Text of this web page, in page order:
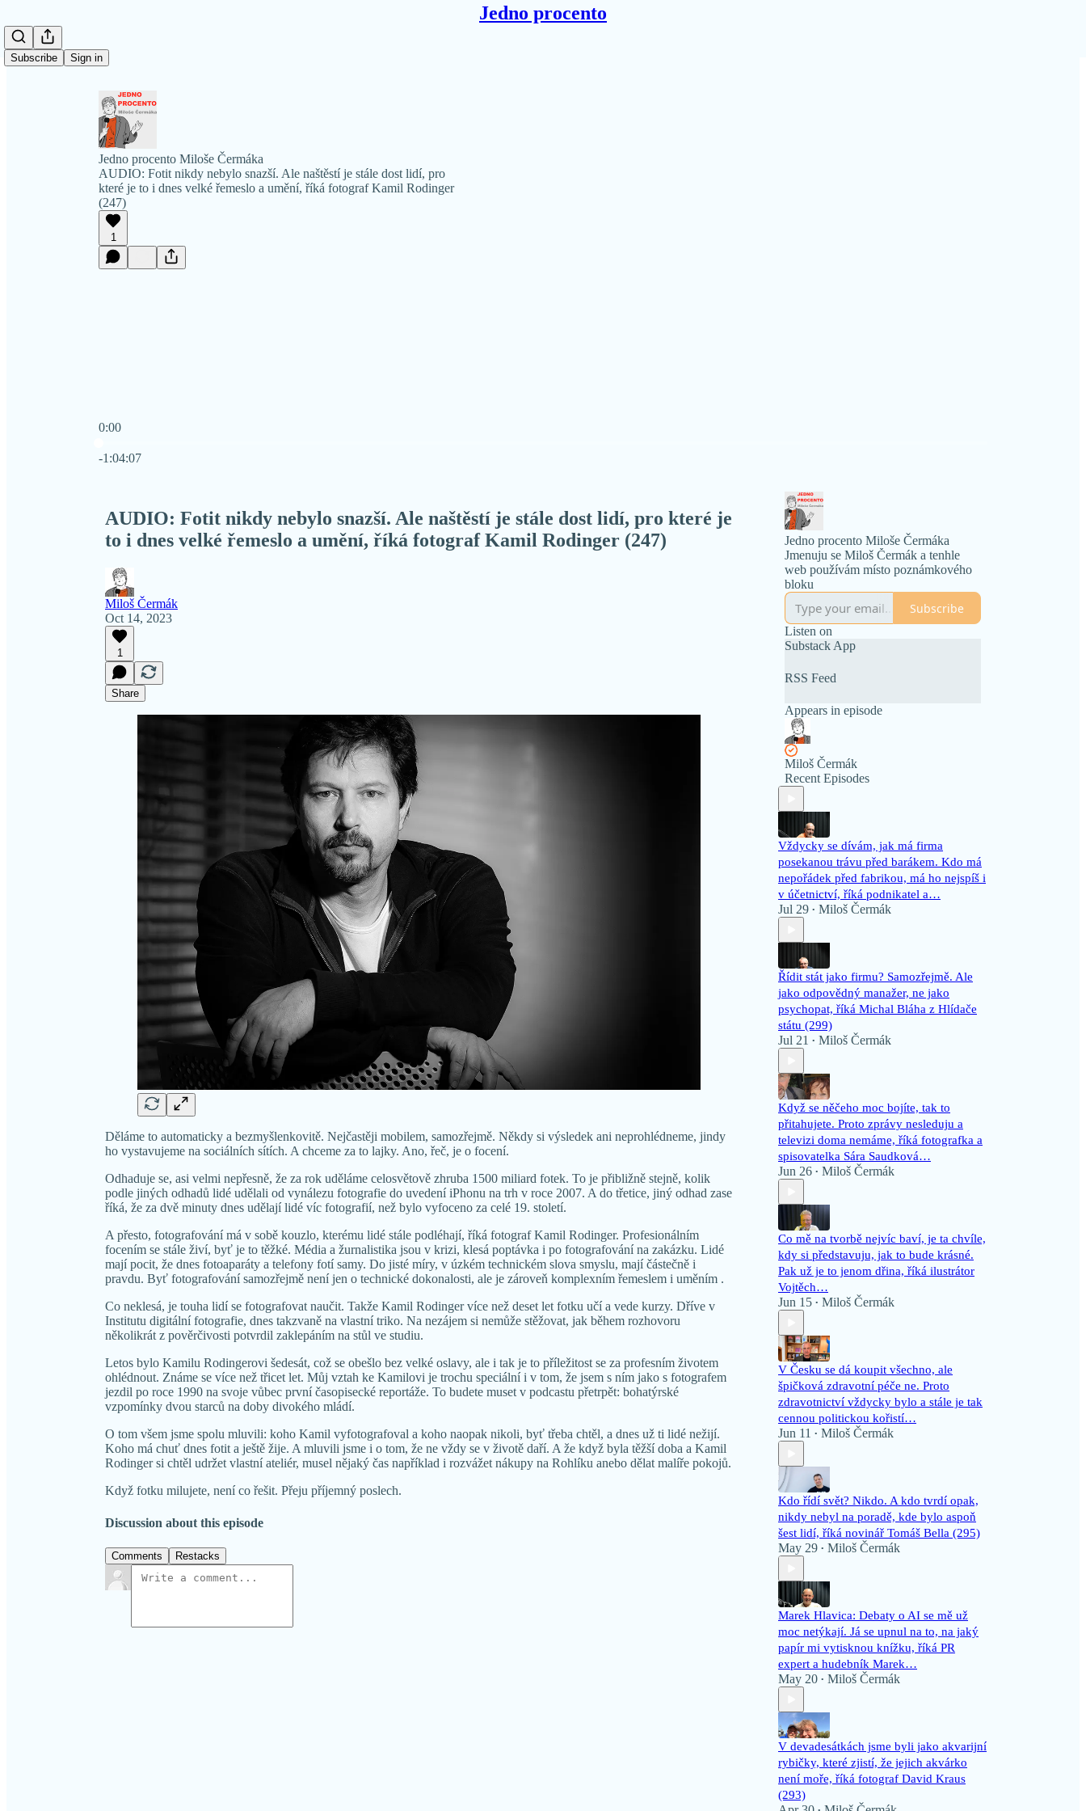
Jedno procento
Subscribe Sign in
Jedno procento Miloše Čermáka
AUDIO: Fotit nikdy nebylo snazší. Ale naštěstí je stále dost lidí, pro
které je to i dnes velké řemeslo a umění, říká fotograf Kamil Rodinger
(247)
1
0:00
-1:04:07
AUDIO: Fotit nikdy nebylo snazší. Ale naštěstí je stále dost lidí, pro které je
to i dnes velké řemeslo a umění, říká fotograf Kamil Rodinger (247)
Miloš Čermák
Oct 14, 2023
1
Share
Děláme to automaticky a bezmyšlenkovitě. Nejčastěji mobilem, samozřejmě. Někdy si výsledek ani neprohlédneme, jindy
ho vystavujeme na sociálních sítích. A chceme za to lajky. Ano, řeč, je o focení.
Odhaduje se, asi velmi nepřesně, že za rok uděláme celosvětově zhruba 1500 miliard fotek. To je přibližně stejně, kolik
podle jiných odhadů lidé udělali od vynálezu fotografie do uvedení iPhonu na trh v roce 2007. A do třetice, jiný odhad zase
říká, že za dvě minuty dnes udělají lidé víc fotografií, než bylo vyfoceno za celé 19. století.
A přesto, fotografování má v sobě kouzlo, kterému lidé stále podléhají, říká fotograf Kamil Rodinger. Profesionálním
focením se stále živí, byť je to těžké. Média a žurnalistika jsou v krizi, klesá poptávka i po fotografování na zakázku. Lidé
mají pocit, že dnes fotoaparáty a telefony fotí samy. Do jisté míry, v úzkém technickém slova smyslu, mají částečně i
pravdu. Byť fotografování samozřejmě není jen o technické dokonalosti, ale je zároveň komplexním řemeslem i uměním .
Co neklesá, je touha lidí se fotografovat naučit. Takže Kamil Rodinger více než deset let fotku učí a vede kurzy. Dříve v
Institutu digitální fotografie, dnes takzvaně na vlastní triko. Na nezájem si nemůže stěžovat, jak během rozhovoru
několikrát z pověrčivosti potvrdil zaklepáním na stůl ve studiu.
Letos bylo Kamilu Rodingerovi šedesát, což se obešlo bez velké oslavy, ale i tak je to příležitost se za profesním životem
ohlédnout. Známe se více než třicet let. Můj vztah ke Kamilovi je trochu speciální i v tom, že jsem s ním jako s fotografem
jezdil po roce 1990 na svoje vůbec první časopisecké reportáže. To budete muset v podcastu přetrpět: bohatýrské
vzpomínky dvou starců na doby divokého mládí.
O tom všem jsme spolu mluvili: koho Kamil vyfotografoval a koho naopak nikoli, byť třeba chtěl, a dnes už ti lidé nežijí.
Koho má chuť dnes fotit a ještě žije. A mluvili jsme i o tom, že ne vždy se v životě daří. A že když byla těžší doba a Kamil
Rodinger si chtěl udržet vlastní ateliér, musel nějaký čas například i rozvážet nákupy na Rohlíku anebo dělat malíře pokojů.
Když fotku milujete, není co řešit. Přeju příjemný poslech.
Discussion about this episode
Comments Restacks
Jedno procento Miloše Čermáka
Jmenuju se Miloš Čermák a tenhle
web používám místo poznámkového
bloku
Subscribe
Listen on
Substack App
RSS Feed
Appears in episode
Miloš Čermák
Recent Episodes
Vždycky se dívám, jak má firma
posekanou trávu před barákem. Kdo má
nepořádek před fabrikou, má ho nejspíš i
v účetnictví, říká podnikatel a…
Jul 29 • Miloš Čermák
Řídit stát jako firmu? Samozřejmě. Ale
jako odpovědný manažer, ne jako
psychopat, říká Michal Bláha z Hlídače
státu (299)
Jul 21 • Miloš Čermák
Když se něčeho moc bojíte, tak to
přitahujete. Proto zprávy nesleduju a
televizi doma nemáme, říká fotografka a
spisovatelka Sára Saudková…
Jun 26 • Miloš Čermák
Co mě na tvorbě nejvíc baví, je ta chvíle,
kdy si představuju, jak to bude krásné.
Pak už je to jenom dřina, říká ilustrátor
Vojtěch…
Jun 15 • Miloš Čermák
V Česku se dá koupit všechno, ale
špičková zdravotní péče ne. Proto
zdravotnictví vždycky bylo a stále je tak
cennou politickou kořistí…
Jun 11 • Miloš Čermák
Kdo řídí svět? Nikdo. A kdo tvrdí opak,
nikdy nebyl na poradě, kde bylo aspoň
šest lidí, říká novinář Tomáš Bella (295)
May 29 • Miloš Čermák
Marek Hlavica: Debaty o AI se mě už
moc netýkají. Já se upnul na to, na jaký
papír mi vytisknou knížku, říká PR
expert a hudebník Marek…
May 20 • Miloš Čermák
V devadesátkách jsme byli jako akvarijní
rybičky, které zjistí, že jejich akvárko
není moře, říká fotograf David Kraus
(293)